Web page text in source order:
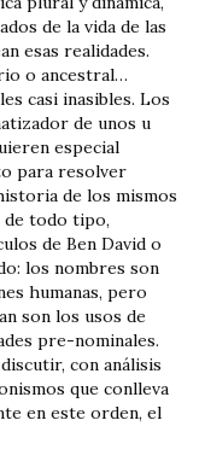
de la vida de las
esas realidades.
o ancestral…
casi inasibles. Los
de unos u
especial
para resolver
de los mismos
de todo tipo,
de Ben David o
los nombres son
humanas, pero
son los usos de
pre-nominales.
con análisis
que conlleva
en este orden, el